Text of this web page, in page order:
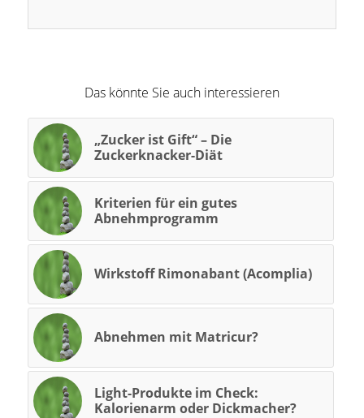
Das könnte Sie auch interessieren
„Zucker ist Gift“ – Die
Zuckerknacker-Diät
Kriterien für ein gutes
Abnehmprogramm
Wirkstoff Rimonabant (Acomplia)
Abnehmen mit Matricur?
Light-Produkte im Check:
Kalorienarm oder Dickmacher?